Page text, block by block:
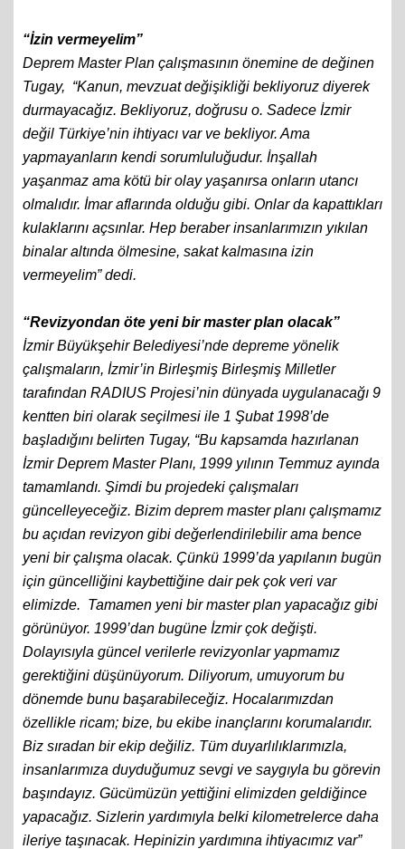
“İzin vermeyelim”
Deprem Master Plan çalışmasının önemine de değinen
Tugay, “Kanun, mevzuat değişikliği bekliyoruz diyerek
durmayacağız. Bekliyoruz, doğrusu o. Sadece İzmir
değil Türkiye’nin ihtiyacı var ve bekliyor. Ama
yapmayanların kendi sorumluluğudur. İnşallah
yaşanmaz ama kötü bir olay yaşanırsa onların utancı
olmalıdır. İmar aflarında olduğu gibi. Onlar da kapattıkları
kulaklarını açsınlar. Hep beraber insanlarımızın yıkılan
binalar altında ölmesine, sakat kalmasına izin
vermeyelim” dedi.
“Revizyondan öte yeni bir master plan olacak”
İzmir Büyükşehir Belediyesi’nde depreme yönelik
çalışmaların, İzmir’in Birleşmiş Birleşmiş Milletler
tarafından RADIUS Projesi’nin dünyada uygulanacağı 9
kentten biri olarak seçilmesi ile 1 Şubat 1998’de
başladığını belirten Tugay, “Bu kapsamda hazırlanan
İzmir Deprem Master Planı, 1999 yılının Temmuz ayında
tamamlandı. Şimdi bu projedeki çalışmaları
güncelleyeceğiz. Bizim deprem master planı çalışmamız
bu açıdan revizyon gibi değerlendirilebilir ama bence
yeni bir çalışma olacak. Çünkü 1999’da yapılanın bugün
için güncelliğini kaybettiğine dair pek çok veri var
elimizde. Tamamen yeni bir master plan yapacağız gibi
görünüyor. 1999’dan bugüne İzmir çok değişti.
Dolayısıyla güncel verilerle revizyonlar yapmamız
gerektiğini düşünüyorum. Diliyorum, umuyorum bu
dönemde bunu başarabileceğiz. Hocalarımızdan
özellikle ricam; bize, bu ekibe inançlarını korumalarıdır.
Biz sıradan bir ekip değiliz. Tüm duyarlılıklarımızla,
insanlarımıza duyduğumuz sevgi ve saygıyla bu görevin
başındayız. Gücümüzün yettiğini elimizden geldiğince
yapacağız. Sizlerin yardımıyla belki kilometrelerce daha
ileriye taşınacak. Hepinizin yardımına ihtiyacımız var”